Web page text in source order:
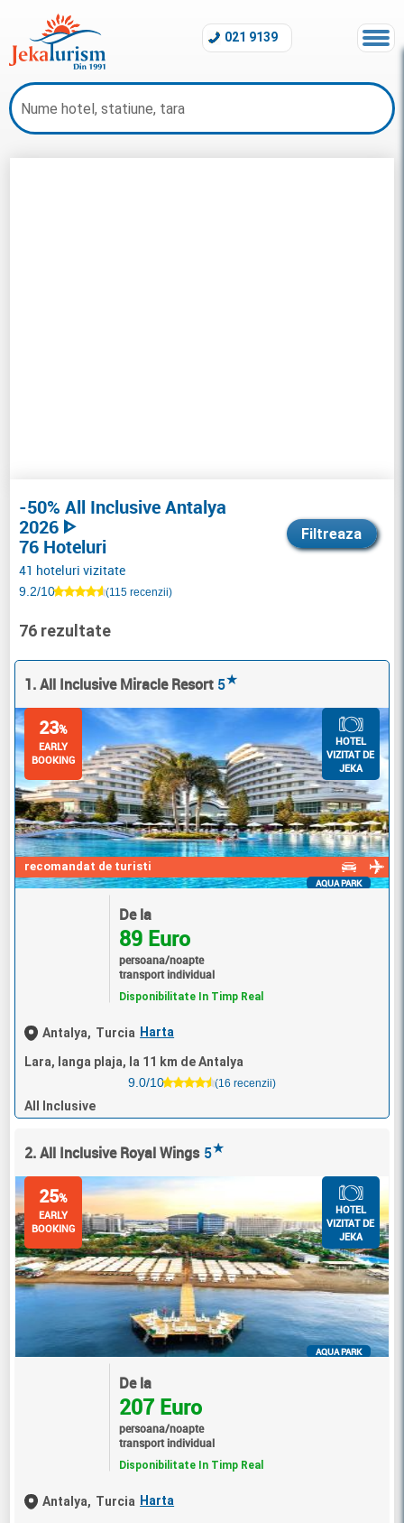
021 9139
76 rezultate
1. All Inclusive Miracle Resort 5★
recomandat de turisti
23%
EARLY
BOOKING
HOTEL
VIZITAT DE
JEKA
AQUA PARK
De la
89 Euro
persoana/noapte
transport individual
Disponibilitate In Timp Real
Antalya, Turcia Harta
Lara, langa plaja, la 11 km de Antalya
9.0/10
(16 recenzii)
All Inclusive
2. All Inclusive Royal Wings 5★
25%
EARLY
BOOKING
HOTEL
VIZITAT DE
JEKA
AQUA PARK
De la
207 Euro
persoana/noapte
transport individual
Disponibilitate In Timp Real
Antalya, Turcia Harta
-50% All Inclusive Antalya
2026 ᐈ
76 Hoteluri
41 hoteluri vizitate
9.2/10 (115 recenzii)
Filtreaza